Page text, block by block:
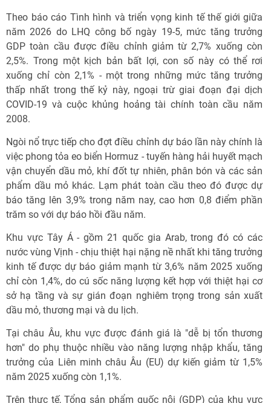
Theo báo cáo Tình hình và triển vọng kinh tế thế giới giữa
năm 2026 do LHQ công bố ngày 19-5, mức tăng trưởng
GDP toàn cầu được điều chỉnh giảm từ 2,7% xuống còn
2,5%. Trong một kịch bản bất lợi, con số này có thể rơi
xuống chỉ còn 2,1% - một trong những mức tăng trưởng
thấp nhất trong thế kỷ này, ngoại trừ giai đoạn đại dịch
COVID-19 và cuộc khủng hoảng tài chính toàn cầu năm
2008.
Ngòi nổ trực tiếp cho đợt điều chỉnh dự báo lần này chính là
việc phong tỏa eo biển Hormuz - tuyến hàng hải huyết mạch
vận chuyển dầu mỏ, khí đốt tự nhiên, phân bón và các sản
phẩm dầu mỏ khác. Lạm phát toàn cầu theo đó được dự
báo tăng lên 3,9% trong năm nay, cao hơn 0,8 điểm phần
trăm so với dự báo hồi đầu năm.
Khu vực Tây Á - gồm 21 quốc gia Arab, trong đó có các
nước vùng Vịnh - chịu thiệt hại nặng nề nhất khi tăng trưởng
kinh tế được dự báo giảm mạnh từ 3,6% năm 2025 xuống
chỉ còn 1,4%, do cú sốc năng lượng kết hợp với thiệt hại cơ
sở hạ tầng và sự gián đoạn nghiêm trọng trong sản xuất
dầu mỏ, thương mại và du lịch.
Tại châu Âu, khu vực được đánh giá là "dễ bị tổn thương
hơn" do phụ thuộc nhiều vào năng lượng nhập khẩu, tăng
trưởng của Liên minh châu Âu (EU) dự kiến giảm từ 1,5%
năm 2025 xuống còn 1,1%.
Trên thực tế, Tổng sản phẩm quốc nội (GDP) của khu vực